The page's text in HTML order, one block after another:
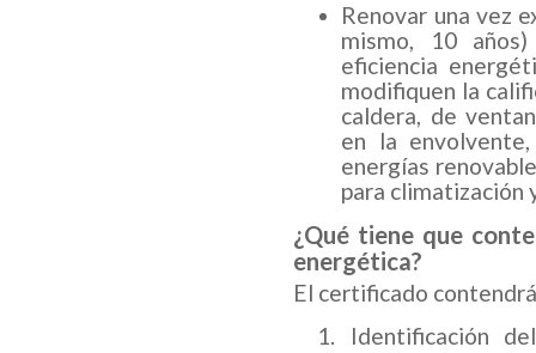
Renovar una vez
mismo, 10
eficiencia
modifiquen la
caldera, de
en la
energías
para climatización
¿Qué tiene que
energética?
El certificado
Identificación